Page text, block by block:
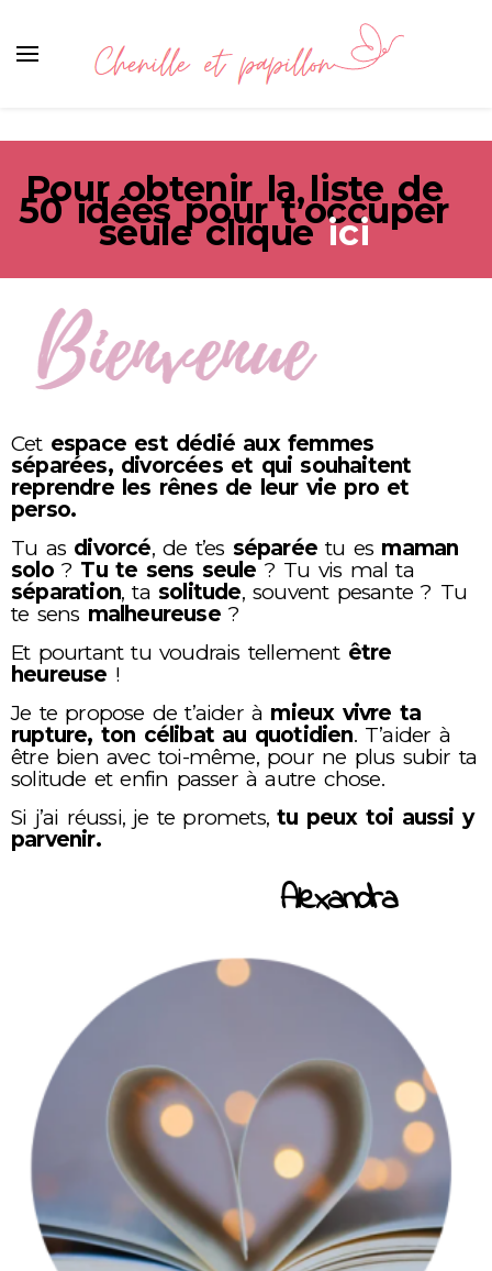
Chenille et papillon
Pour obtenir la liste de
50 idées pour t’occuper
seule cliqueici
Cetespace est dédié aux femmes
séparées, divorcées et qui souhaitent
reprendre les rênes de leur vie pro et
perso.
Tu as divorcé, de t’es séparée tu es maman
solo? Tu te sens seule ? Tu vis mal ta
séparation, ta solitude, souvent pesante ? Tu
te sens malheureuse?
Et pourtant tu voudrais tellementêtre
heureuse !
Je te propose de t’aider à mieux vivre ta
rupture, ton célibat au quotidien. T’aider à
être bien avec toi-même, pour ne plus subir ta
solitude et enfin passer à autre chose.
Si j’ai réussi, je te promets, tu peux toi aussi y
parvenir.
Alexandra